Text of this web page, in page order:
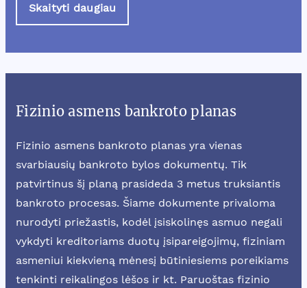
Skaityti daugiau
Fizinio asmens bankroto planas
Fizinio asmens bankroto planas yra vienas
svarbiausių bankroto bylos dokumentų. Tik
patvirtinus šį planą prasideda 3 metus truksiantis
bankroto procesas. Šiame dokumente privaloma
nurodyti priežastis, kodėl įsiskolinęs asmuo negali
vykdyti kreditoriams duotų įsipareigojimų, fiziniam
asmeniui kiekvieną mėnesį būtiniesiems poreikiams
tenkinti reikalingos lėšos ir kt. Paruoštas fizinio